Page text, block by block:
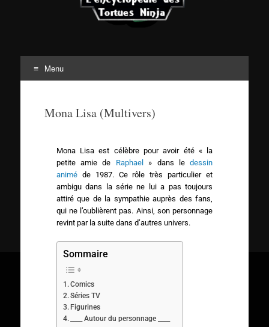
Menu
Mona Lisa (Multivers)
Mona Lisa est célèbre pour avoir été « la
petite amie de Raphael » dans ledessin
animéde 1987. Ce rôle très particulier et
ambigu dans la série ne lui a pas toujours
attiré que de la sympathie auprès des fans,
qui ne l’oublièrent pas. Ainsi, son personnage
revint par la suite dans d’autres univers.
Sommaire
Comics
Séries TV
Figurines
____ Autour du personnage ____